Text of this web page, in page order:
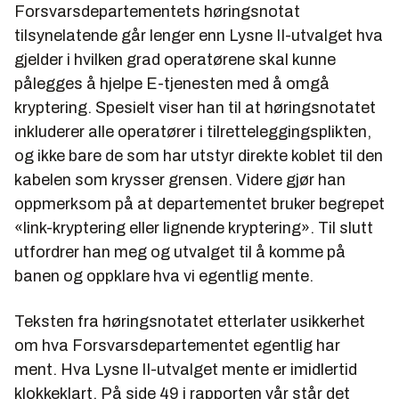
Forsvarsdepartementets høringsnotat
tilsynelatende går lenger enn Lysne II-utvalget hva
gjelder i hvilken grad operatørene skal kunne
pålegges å hjelpe E-tjenesten med å omgå
kryptering. Spesielt viser han til at høringsnotatet
inkluderer alle operatører i tilretteleggingsplikten,
og ikke bare de som har utstyr direkte koblet til den
kabelen som krysser grensen. Videre gjør han
oppmerksom på at departementet bruker begrepet
«link-kryptering eller lignende kryptering». Til slutt
utfordrer han meg og utvalget til å komme på
banen og oppklare hva vi egentlig mente.
Teksten fra høringsnotatet etterlater usikkerhet
om hva Forsvarsdepartementet egentlig har
ment. Hva Lysne II-utvalget mente er imidlertid
klokkeklart. På side 49 i rapporten vår står det